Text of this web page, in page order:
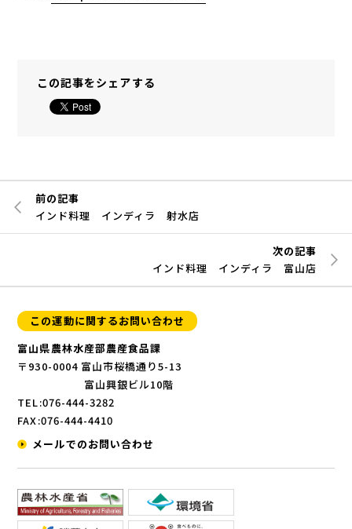
この記事をシェアする
前の記事
インド料理 インディラ 射水店
次の記事
インド料理 インディラ 富山店
この運動に関するお問い合わせ
富山県農林水産部農産食品課
〒930-0004 富山市桜橋通り5-13
富山興銀ビル10階
TEL:076-444-3282
FAX:076-444-4410
メールでのお問い合わせ